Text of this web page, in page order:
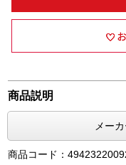
商品説明
メー
商品コード：